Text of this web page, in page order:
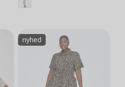
CarAris
-
Skjortekjole
nyhed